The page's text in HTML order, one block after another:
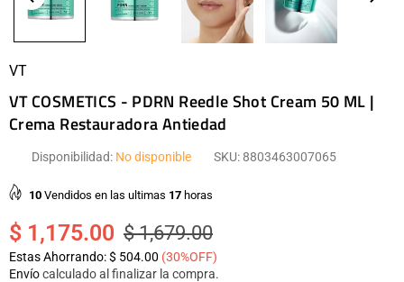
VT
VT COSMETICS - PDRN Reedle Shot Cream 50 ML |
Crema Restauradora Antiedad
Disponibilidad: No disponible SKU:8803463007065
10 Vendidos en las ultimas 17 horas
Precio
habitual
$ 1,175.00 $ 1,679.00
Estas Ahorrando:$ 504.00 (30%OFF)
Envíocalculado al finalizar la compra.